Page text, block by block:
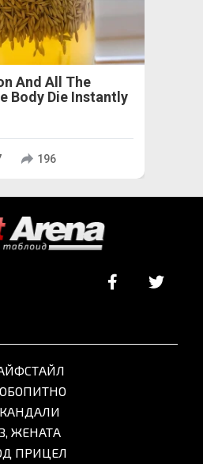
And All The
Body Die Instantly
196
ЖЕНАТА
ПРИЦЕЛ